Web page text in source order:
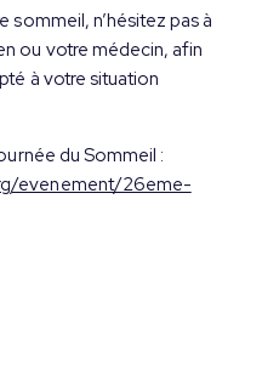
n’hésitez pas à
ou votre médecin, afin
à votre situation
du Sommeil :
evenement/26eme-